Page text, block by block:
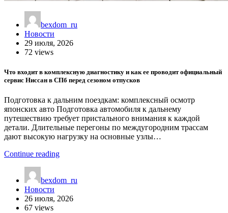
bexdom_ru
Новости
29 июля, 2026
72 views
Что входит в комплексную диагностику и как ее проводит официальный
сервис Ниссан в СПб перед сезоном отпусков
Подготовка к дальним поездкам: комплексный осмотр
японских авто Подготовка автомобиля к дальнему
путешествию требует пристального внимания к каждой
детали. Длительные перегоны по междугородним трассам
дают высокую нагрузку на основные узлы…
Continue reading
bexdom_ru
Новости
26 июля, 2026
67 views